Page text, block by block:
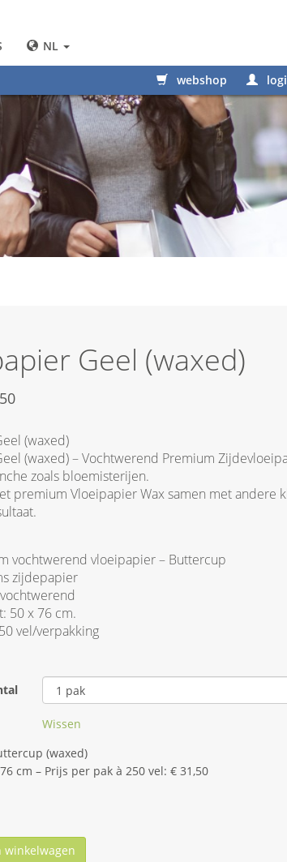
NL
webshop
Geel (waxed)
(waxed)
(waxed) – Vochtwerend Premium
zoals bloemisterijen.
premium Vloeipapier Wax samen met andere
vochtwerend vloeipapier – Buttercup
zijdepapier
50 x 76 cm.
vel/verpakking
Wissen
(waxed)
cm – Prijs per pak à 250 vel: € 31,50
winkelwagen